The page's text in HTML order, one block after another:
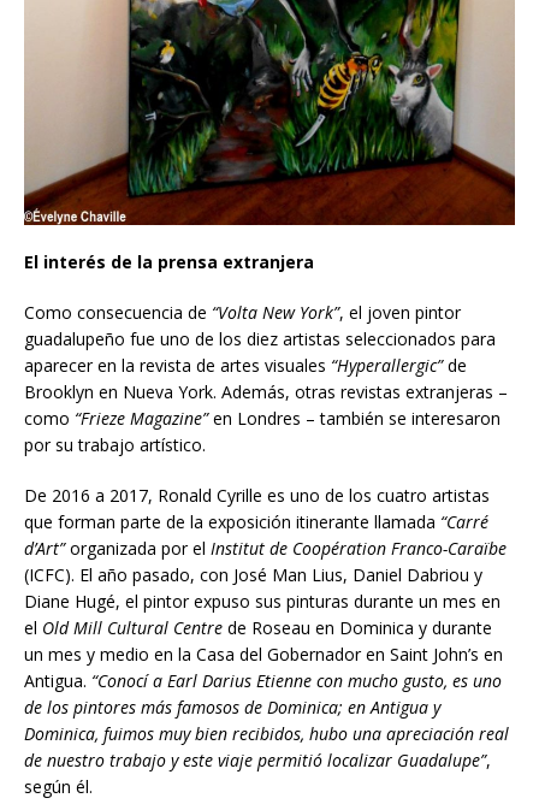
El interés de la prensa extranjera
Como consecuencia de “Volta New York”, el joven pintor
guadalupeño fue uno de los diez artistas seleccionados para
aparecer en la revista de artes visuales “Hyperallergic”de
Brooklyn en Nueva York. Además, otras revistas extranjeras –
como “Frieze Magazine”en Londres – también se interesaron
por su trabajo artístico.
De 2016 a 2017, Ronald Cyrille es uno de los cuatro artistas
que forman parte de la exposición itinerante llamada “Carré
d’Art”organizada por el Institut de Coopération Franco-Caraïbe
(ICFC). El año pasado, con José Man Lius, Daniel Dabriou y
Diane Hugé, el pintor expuso sus pinturas durante un mes en
el Old Mill Cultural Centre de Roseau en Dominica y durante
un mes y medio en la Casa del Gobernador en Saint John’s en
Antigua. “Conocía Earl Darius Etienne con mucho gusto, es uno
de los pintores más famosos de Dominica; en Antigua y
Dominica, fuimos muy bien recibidos, hubo una apreciación real
de nuestro trabajo y este viaje permitió localizar Guadalupe”,
según él.